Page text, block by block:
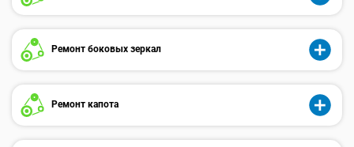
Ремонт боковых зеркал
Ремонт капота